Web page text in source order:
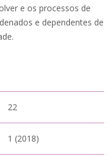
e os processos de
e dependentes de
22
1 (2018)